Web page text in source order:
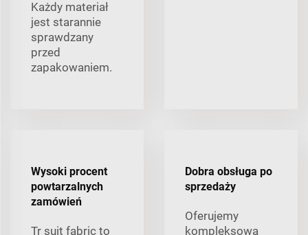
Każdy materiał
jest starannie
sprawdzany
przed
zapakowaniem.
Wysoki procent
powtarzalnych
zamówień
Tr suit fabric to
Dobra obsługa po
sprzedaży
Oferujemy
kompleksową